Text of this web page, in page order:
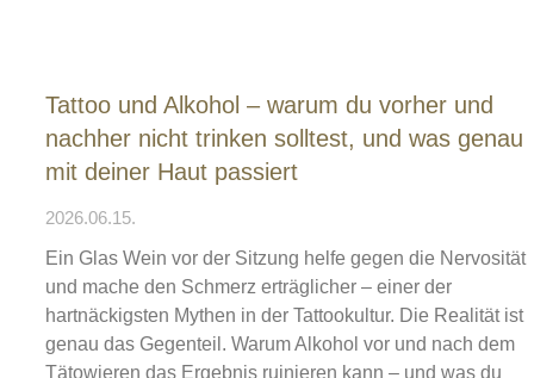
Tattoo und Alkohol – warum du vorher und
nachher nicht trinken solltest, und was genau
mit deiner Haut passiert
2026.06.15.
Ein Glas Wein vor der Sitzung helfe gegen die Nervosität
und mache den Schmerz erträglicher – einer der
hartnäckigsten Mythen in der Tattookultur. Die Realität ist
genau das Gegenteil. Warum Alkohol vor und nach dem
Tätowieren das Ergebnis ruinieren kann – und was du